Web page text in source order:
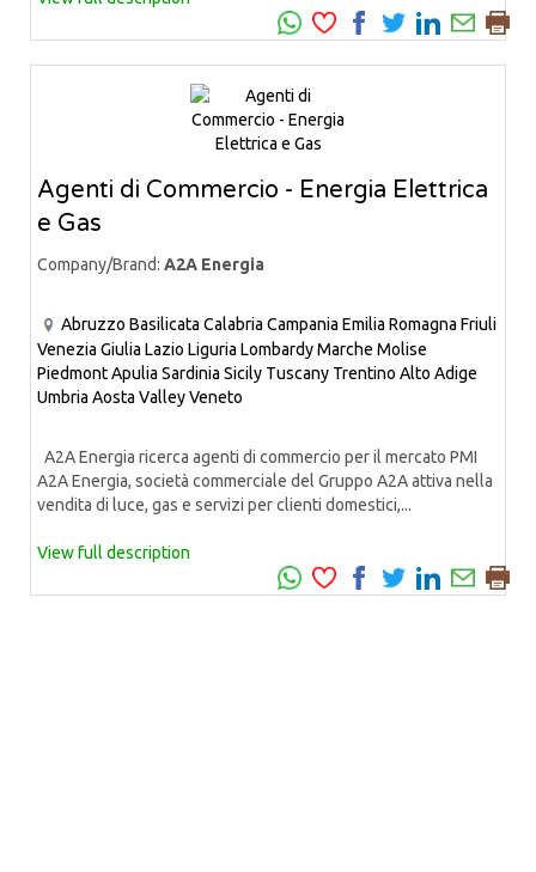
Agenti di Commercio - Energia Elettrica
e Gas
Company/Brand: A2A Energia
Abruzzo Basilicata Calabria Campania Emilia Romagna Friuli
Venezia Giulia Lazio Liguria LombardyMarche Molise
PiedmontApulia Sardinia Sicily Tuscany Trentino Alto Adige
Umbria Aosta ValleyVeneto
A2A Energia ricerca agenti di commercio per il mercato PMI
A2A Energia, società commerciale del Gruppo A2A attiva nella
vendita di luce, gas e servizi per clienti domestici,...
View full description